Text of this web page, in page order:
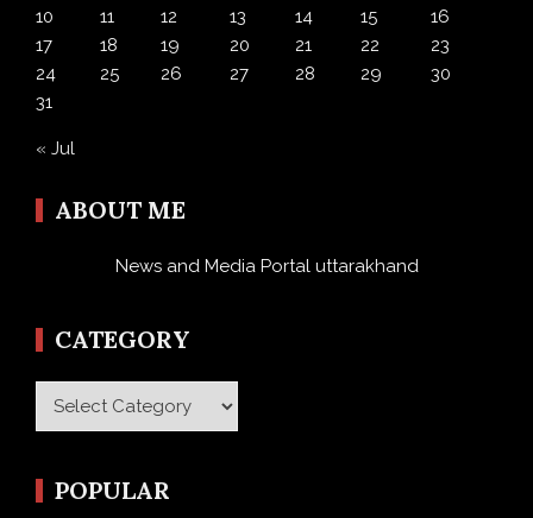
10
11 12 13 14 15
16
17
18 19 20 21 22
23
24
25 26 27 28 29
30
31
« Jul
ABOUT ME
News and Media Portal uttarakhand
CATEGORY
Category
POPULAR